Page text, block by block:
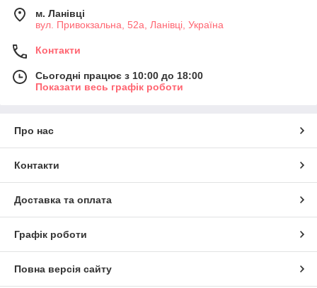
м. Ланівці
вул. Привокзальна, 52а, Ланівці, Україна
Контакти
Сьогодні працює з 10:00 до 18:00
Показати весь графік роботи
Про нас
Контакти
Доставка та оплата
Графік роботи
Повна версія сайту